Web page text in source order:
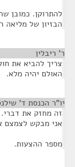
להתרוקן. כמובן
הבזיון של מליאה
ר' ריבלין
צריך להביא את
האולם יהיה מלא.
יו"ר הכנסת ד'
זה מחזק את דברי.
אני מבקש לצמצם
מספר ההצעות.